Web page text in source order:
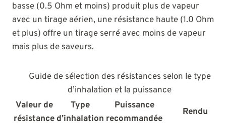
basse (0.5 Ohm et moins) produit plus de vapeur
avec un tirage aérien, une résistance haute (1.0 Ohm
et plus) offre un tirage serré avec moins de vapeur
mais plus de saveurs.
Guide de sélection des résistances selon le type
d’inhalation et la puissance
Valeur de
résistance
Type
d’inhalation
Puissance
recommandée
Rendu